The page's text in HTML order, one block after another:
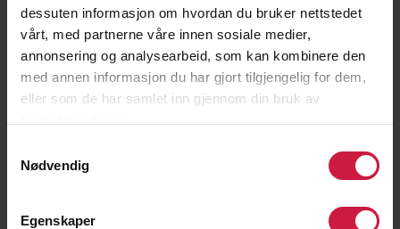
dessuten informasjon om hvordan du bruker nettstedet
vårt, med partnerne våre innen sosiale medier,
annonsering og analysearbeid, som kan kombinere den
med annen informasjon du har gjort tilgjengelig for dem,
eller som de har samlet inn gjennom din bruk av
Nødvendig
Egenskaper